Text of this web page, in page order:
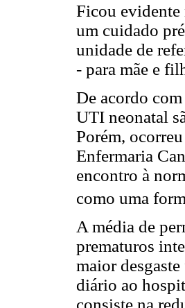
Ficou evidente
um cuidado
unidade de
- para mãe e
De acordo
UTI neonatal
Porém,
Enfermaria
encontro à
como uma
A média de
prematuros
maior
diário ao